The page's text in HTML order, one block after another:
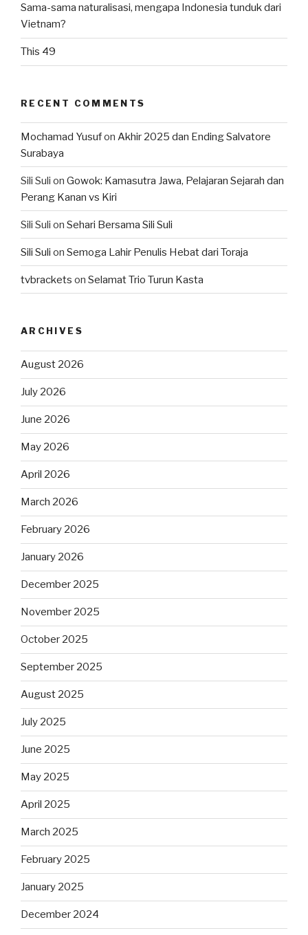
Sama-sama naturalisasi, mengapa Indonesia tunduk dari
Vietnam?
This 49
RECENT COMMENTS
Mochamad Yusufon Akhir 2025 dan Ending Salvatore
Surabaya
Sili Suli on Gowok: Kamasutra Jawa, Pelajaran Sejarah dan
Perang Kanan vs Kiri
Sili Suli on Sehari Bersama Sili Suli
Sili Suli on Semoga Lahir Penulis Hebat dari Toraja
tvbrackets on Selamat Trio Turun Kasta
ARCHIVES
August 2026
July 2026
June 2026
May 2026
April 2026
March 2026
February 2026
January 2026
December 2025
November 2025
October 2025
September 2025
August 2025
July 2025
June 2025
May 2025
April 2025
March 2025
February 2025
January 2025
December 2024